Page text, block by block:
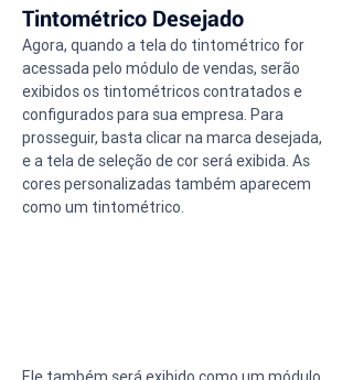
Tintométrico Desejado
Agora, quando a tela do tintométrico for
acessada pelo módulo de vendas, serão
exibidos os tintométricos contratados e
configurados para sua empresa. Para
prosseguir, basta clicar na marca desejada,
e a tela de seleção de cor será exibida. As
cores personalizadas também aparecem
como um tintométrico.